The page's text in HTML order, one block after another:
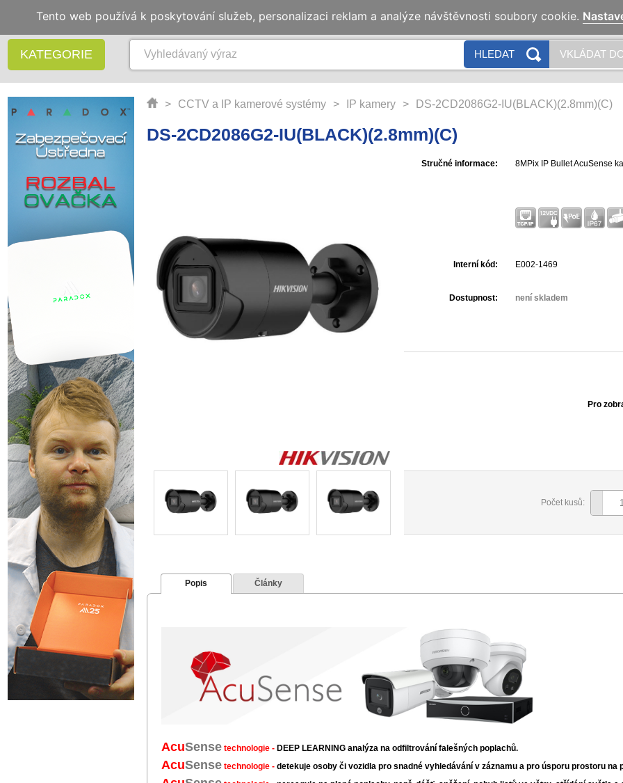
KATEGORIE HLEDAT VKLÁDAT
> CCTV a IP kamerové systémy > IP kamery > DS-2CD2086G2-IU(BLACK)(2.8mm)(C)
DS-2CD2086G2-IU(BLACK)(2.8mm)(C)
Stručné informace: 8MPix IP Bullet AcuSense
Interní kód: E002-1469
Dostupnost: není skladem
Pro
Počet kusů:
Popis Články
AcuSense technologie - DEEP LEARNING analýza na odfiltrování falešných poplachů.
AcuSense technologie - detekuje osoby či vozidla pro snadné vyhledávání v záznamu a pro úsporu prostoru na
Tento web používá k poskytování služeb, personalizaci reklam a analýze návštěvnosti soubory cookie.